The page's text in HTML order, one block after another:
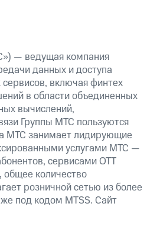
— ведущая компания
данных и доступа
включая финтех
в области объединенных
вычислений,
Группы МТС пользуются
МТС занимает лидирующие
услугами МТС —
сервисами OTT
общее количество
розничной сетью из более
под кодом MTSS. Сайт